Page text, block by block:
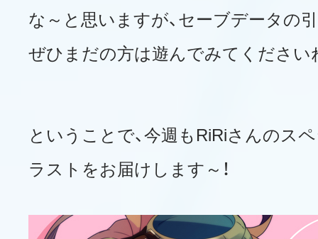
な～と思いますが、セーブデータの
ぜひまだの方は遊んでみてください
ということで、今週もRiRiさんのス
ラストをお届けします～！